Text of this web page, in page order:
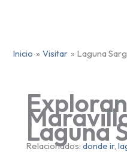
Inicio Visitar Laguna
Laguna
Relacionados:donde ir,